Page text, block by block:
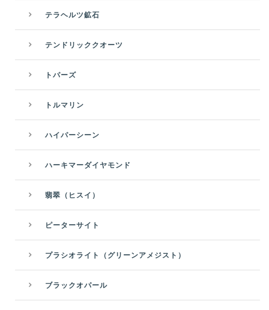
テラヘルツ鉱石
テンドリッククオーツ
トパーズ
トルマリン
ハイパーシーン
ハーキマーダイヤモンド
翡翠（ヒスイ）
ピーターサイト
プラシオライト（グリーンアメジスト）
ブラックオパール